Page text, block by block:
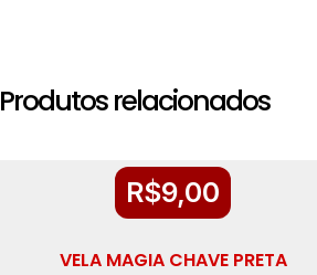
Produtos relacionados
R$9,00
VELA MAGIA CHAVE PRETA